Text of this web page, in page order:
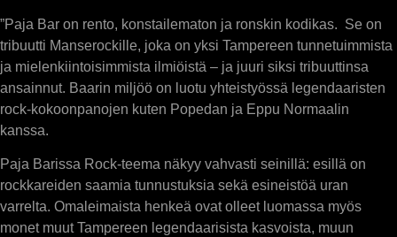
”Paja Bar on rento, konstailematon ja ronskin kodikas. Se on
tribuutti Manserockille, joka on yksi Tampereen tunnetuimmista
ja mielenkiintoisimmista ilmiöistä – ja juuri siksi tribuuttinsa
ansainnut. Baarin miljöö on luotu yhteistyössä legendaaristen
rock-kokoonpanojen kuten Popedan ja Eppu Normaalin
kanssa.
Paja Barissa Rock-teema näkyy vahvasti seinillä: esillä on
rockkareiden saamia tunnustuksia sekä esineistöä uran
varrelta. Omaleimaista henkeä ovat olleet luomassa myös
monet muut Tampereen legendaarisista kasvoista, muun